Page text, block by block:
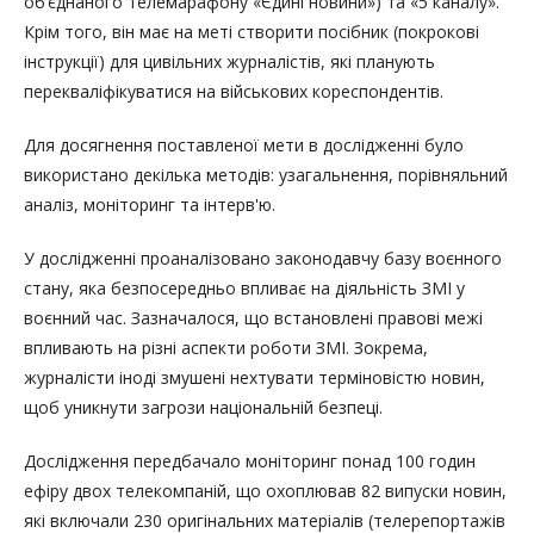
Крім того, він має на меті створити посібник (покрокові
інструкції) для цивільних журналістів, які планують
перекваліфікуватися на військових кореспондентів.
Для досягнення поставленої мети в дослідженні було
використано декілька методів: узагальнення, порівняльний
аналіз, моніторинг та інтерв'ю.
У дослідженні проаналізовано законодавчу базу воєнного
стану, яка безпосередньо впливає на діяльність ЗМІ у
воєнний час. Зазначалося, що встановлені правові межі
впливають на різні аспекти роботи ЗМІ. Зокрема,
журналісти іноді змушені нехтувати терміновістю новин,
щоб уникнути загрози національній безпеці.
Дослідження передбачало моніторинг понад 100 годин
ефіру двох телекомпаній, що охоплював 82 випуски новин,
які включали 230 оригінальних матеріалів (телерепортажів